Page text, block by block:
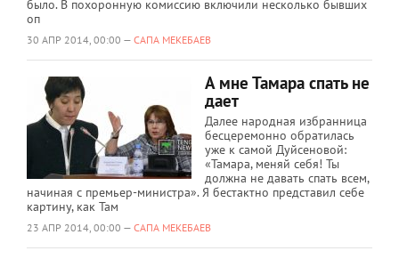
было. В похоронную комиссию включили несколько бывших
оп
30 АПР 2014, 00:00 — САПА МЕКЕБАЕВ
А мне Тамара спать не
дает
Далее народная избранница
бесцеремонно обратилась
уже к самой Дуйсеновой:
«Тамара, меняй себя! Ты
должна не давать спать всем,
начиная с премьер-министра». Я бестактно представил себе
картину, как Там
23 АПР 2014, 00:00 — САПА МЕКЕБАЕВ